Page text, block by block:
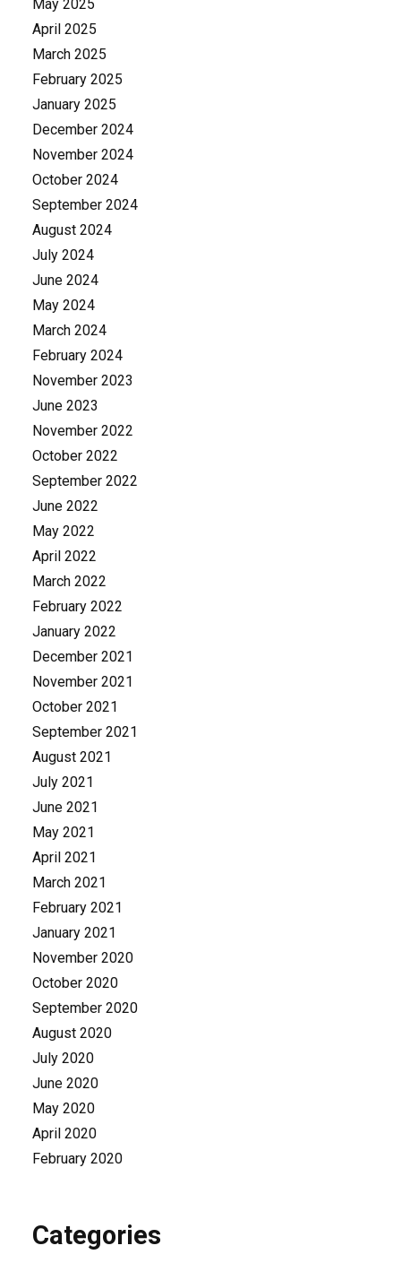
May 2025
April 2025
March 2025
February 2025
January 2025
December 2024
November 2024
October 2024
September 2024
August 2024
July 2024
June 2024
May 2024
March 2024
February 2024
November 2023
June 2023
November 2022
October 2022
September 2022
June 2022
May 2022
April 2022
March 2022
February 2022
January 2022
December 2021
November 2021
October 2021
September 2021
August 2021
July 2021
June 2021
May 2021
April 2021
March 2021
February 2021
January 2021
November 2020
October 2020
September 2020
August 2020
July 2020
June 2020
May 2020
April 2020
February 2020
Categories